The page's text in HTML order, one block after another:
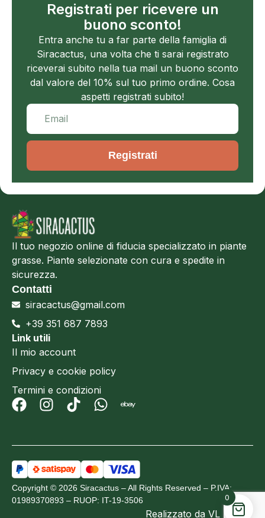
Registrati per ricevere un
buono sconto!
Entra anche tu a far parte della famiglia di
Siracactus, una volta che ti sarai registrato
riceverai subito nella tua mail un buono sconto
dal valore del 10% sul tuo primo ordine. Cosa
aspetti registrati subito!
Registrati
Il tuo negozio online di fiducia specializzato in piante
grasse. Piante selezionate con cura e spedite in
sicurezza.
Contatti
siracactus@gmail.com
+39 351 687 7893
Link utili
Il mio account
Privacy e cookie policy
Termini e condizioni
Copyright © 2026 Siracactus – All Rights Reserved – P.IVA:
01989370893 – RUOP: IT-19-3506
Realizzato da VL Design
0